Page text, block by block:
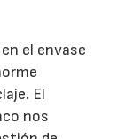
el envase
El
nos